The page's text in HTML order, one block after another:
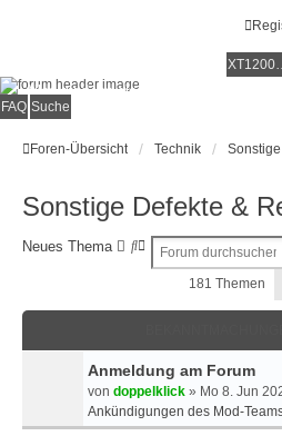
Alles rund um die Yamaha XT1200Z
FAQ Suche
Foren-Übersicht Technik
Sonstige Defekte &
Neues Thema
S
E
R
T
E
181 Themen
Anmeldung am Forum
von doppelklick » Mo 8. Jun
Ankündigungen des Mod-